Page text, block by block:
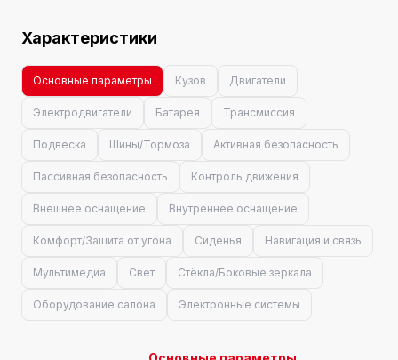
Характеристики
Основные параметры Кузов Двигатели
Электродвигатели Батарея Трансмиссия
Подвеска Шины/Тормоза Активная безопасность
Пассивная безопасность Контроль движения
Внешнее оснащение Внутреннее оснащение
Комфорт/Защита от угона Сиденья Навигация и связь
Мультимедиа Свет Стёкла/Боковые зеркала
Оборудование салона Электронные системы